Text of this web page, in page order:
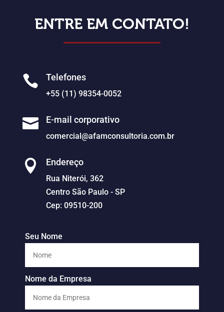
ENTRE EM CONTATO!
 Telefones
+55 (11) 98354-0052
 E-mail corporativo
comercial@afamconsultoria.com.br
 Endereço
Rua Niterói, 362
Centro São Paulo - SP
Cep: 09510-200
Seu Nome
Nome da Empresa